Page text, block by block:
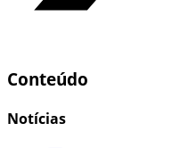
Conteúdo
Notícias